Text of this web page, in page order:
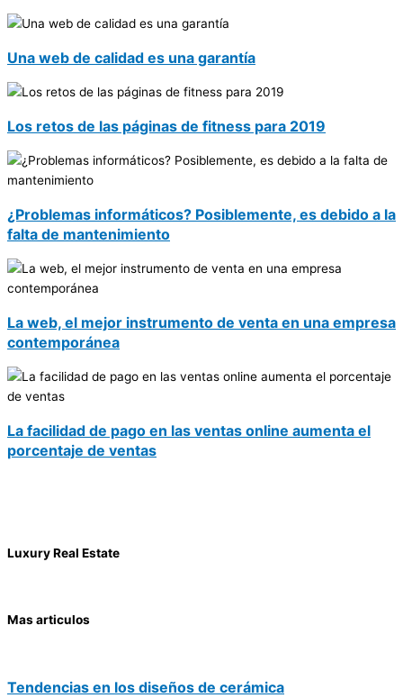
Una web de calidad es una garantía
Los retos de las páginas de fitness para 2019
¿Problemas informáticos? Posiblemente, es debido a la
falta de mantenimiento
La web, el mejor instrumento de venta en una empresa
contemporánea
La facilidad de pago en las ventas online aumenta el
porcentaje de ventas
Luxury Real Estate
Mas articulos
Tendencias en los diseños de cerámica